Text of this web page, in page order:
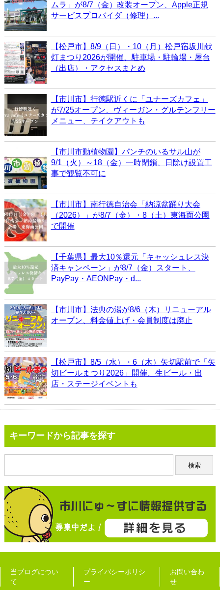
ムラ」が8/7（金）改装オープン、Apple正規
サービスプロバイダ（修理）...
【松戸市】8/9（日）・10（月）松戸宿坂川献
灯まつり2026が開催、駐車場・駐輪場・屋台
（出店）・アクセスまとめ
【市川市】行徳駅近くに「ユナーズカフェ」
が7/25オープン、ヴィーガン・グルテンフリー
メニュー、テイクアウトも
【市川市動植物園】パンチのいるサル山が
9/1（火）～18（金）一時閉鎖、日除け設置工
事で観覧不可に
【市川市】南行徳自治会「納涼盆踊り大会
（2026）」が8/7（金）・8（土）東海面公園
で開催
【千葉県】最大10％還元「キャッシュレス決
済キャンペーン」が8/7（金）スタート、
PayPay・AEONPay・d...
【市川市】法典の湯が8/6（木）リニューアル
オープン、料金値上げ・会員制度は廃止
【松戸市】8/5（水）・6（木）矢切駅前で「矢
切ビールまつり2026」開催、生ビール・出
店・ステージイベントも
キーワードから記事を探す
当ブログについ
て
プライバシーポリシ
ー
お問い合わ
せ